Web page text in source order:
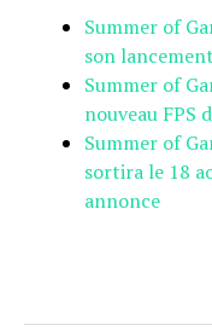
Summer of
son
Summer of
nouveau FPS
Summer of
sortira le 18
annonce